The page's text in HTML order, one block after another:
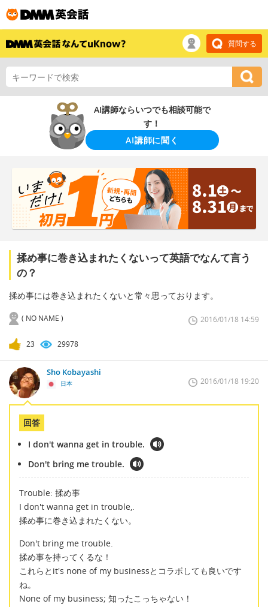
質問する
AI講師ならいつでも相談可能で
す！
AI講師に聞く
揉め事に巻き込まれたくないって英語でなんて言う
の？
揉め事には巻き込まれたくないと常々思っております。
( NO NAME ) 2016/01/18 14:59
23 29978
Sho Kobayashi
日本 2016/01/18 19:20
回答
I don't wanna get in trouble.
Don't bring me trouble.
Trouble: 揉め事
I don't wanna get in trouble,.
揉め事に巻き込まれたくない。
Don't bring me trouble.
揉め事を持ってくるな！
これらとit's none of my businessとコラボしても良いです
ね。
None of my business; 知ったこっちゃない！